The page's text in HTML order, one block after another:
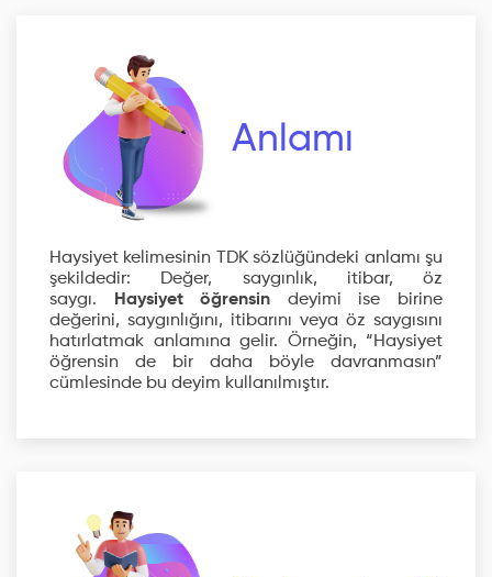
Anlamı
Haysiyet kelimesinin TDK sözlüğündeki anlamı şu
şekildedir: Değer, saygınlık, itibar, öz
saygı.
Haysiyet öğrensin deyimi ise birine
değerini, saygınlığını, itibarını veya öz saygısını
hatırlatmak anlamına gelir. Örneğin, “Haysiyet
öğrensin de bir daha böyle davranmasın”
cümlesinde bu deyim kullanılmıştır.